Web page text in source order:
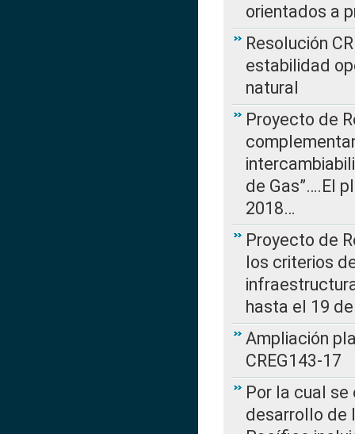
orientados a
Resolución
estabilidad
natural
Proyecto de
de Gas”….El
2018…
Proyecto de
los criterios
hasta el 19
Ampliación
CREG143-17
Por la cual
desarrollo de